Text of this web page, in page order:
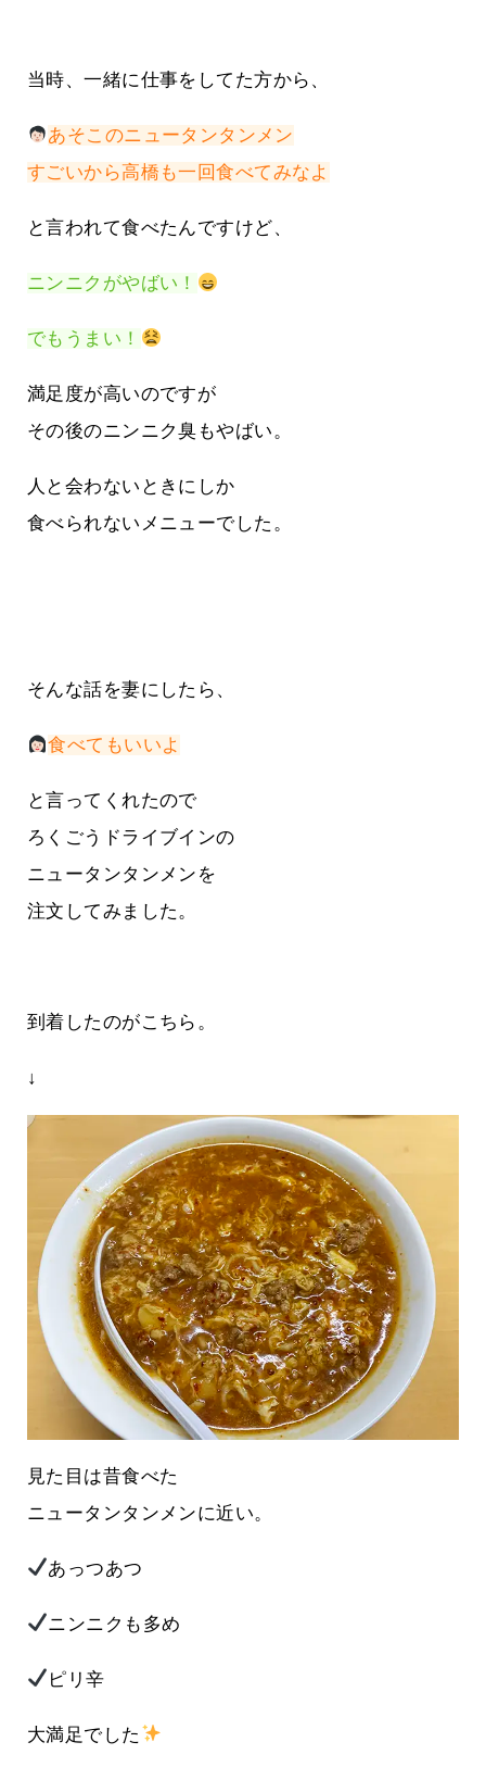
当時、一緒に仕事をしてた方から、
あそこのニュータンタンメン
すごいから高橋も一回食べてみなよ
と言われて食べたんですけど、
ニンニクがやばい！
でもうまい！
満足度が高いのですが
その後のニンニク臭もやばい。
人と会わないときにしか
食べられないメニューでした。
そんな話を妻にしたら、
食べてもいいよ
と言ってくれたので
ろくごうドライブインの
ニュータンタンメンを
注文してみました。
到着したのがこちら。
↓
見た目は昔食べた
ニュータンタンメンに近い。
あっつあつ
ニンニクも多め
ピリ辛
大満足でした